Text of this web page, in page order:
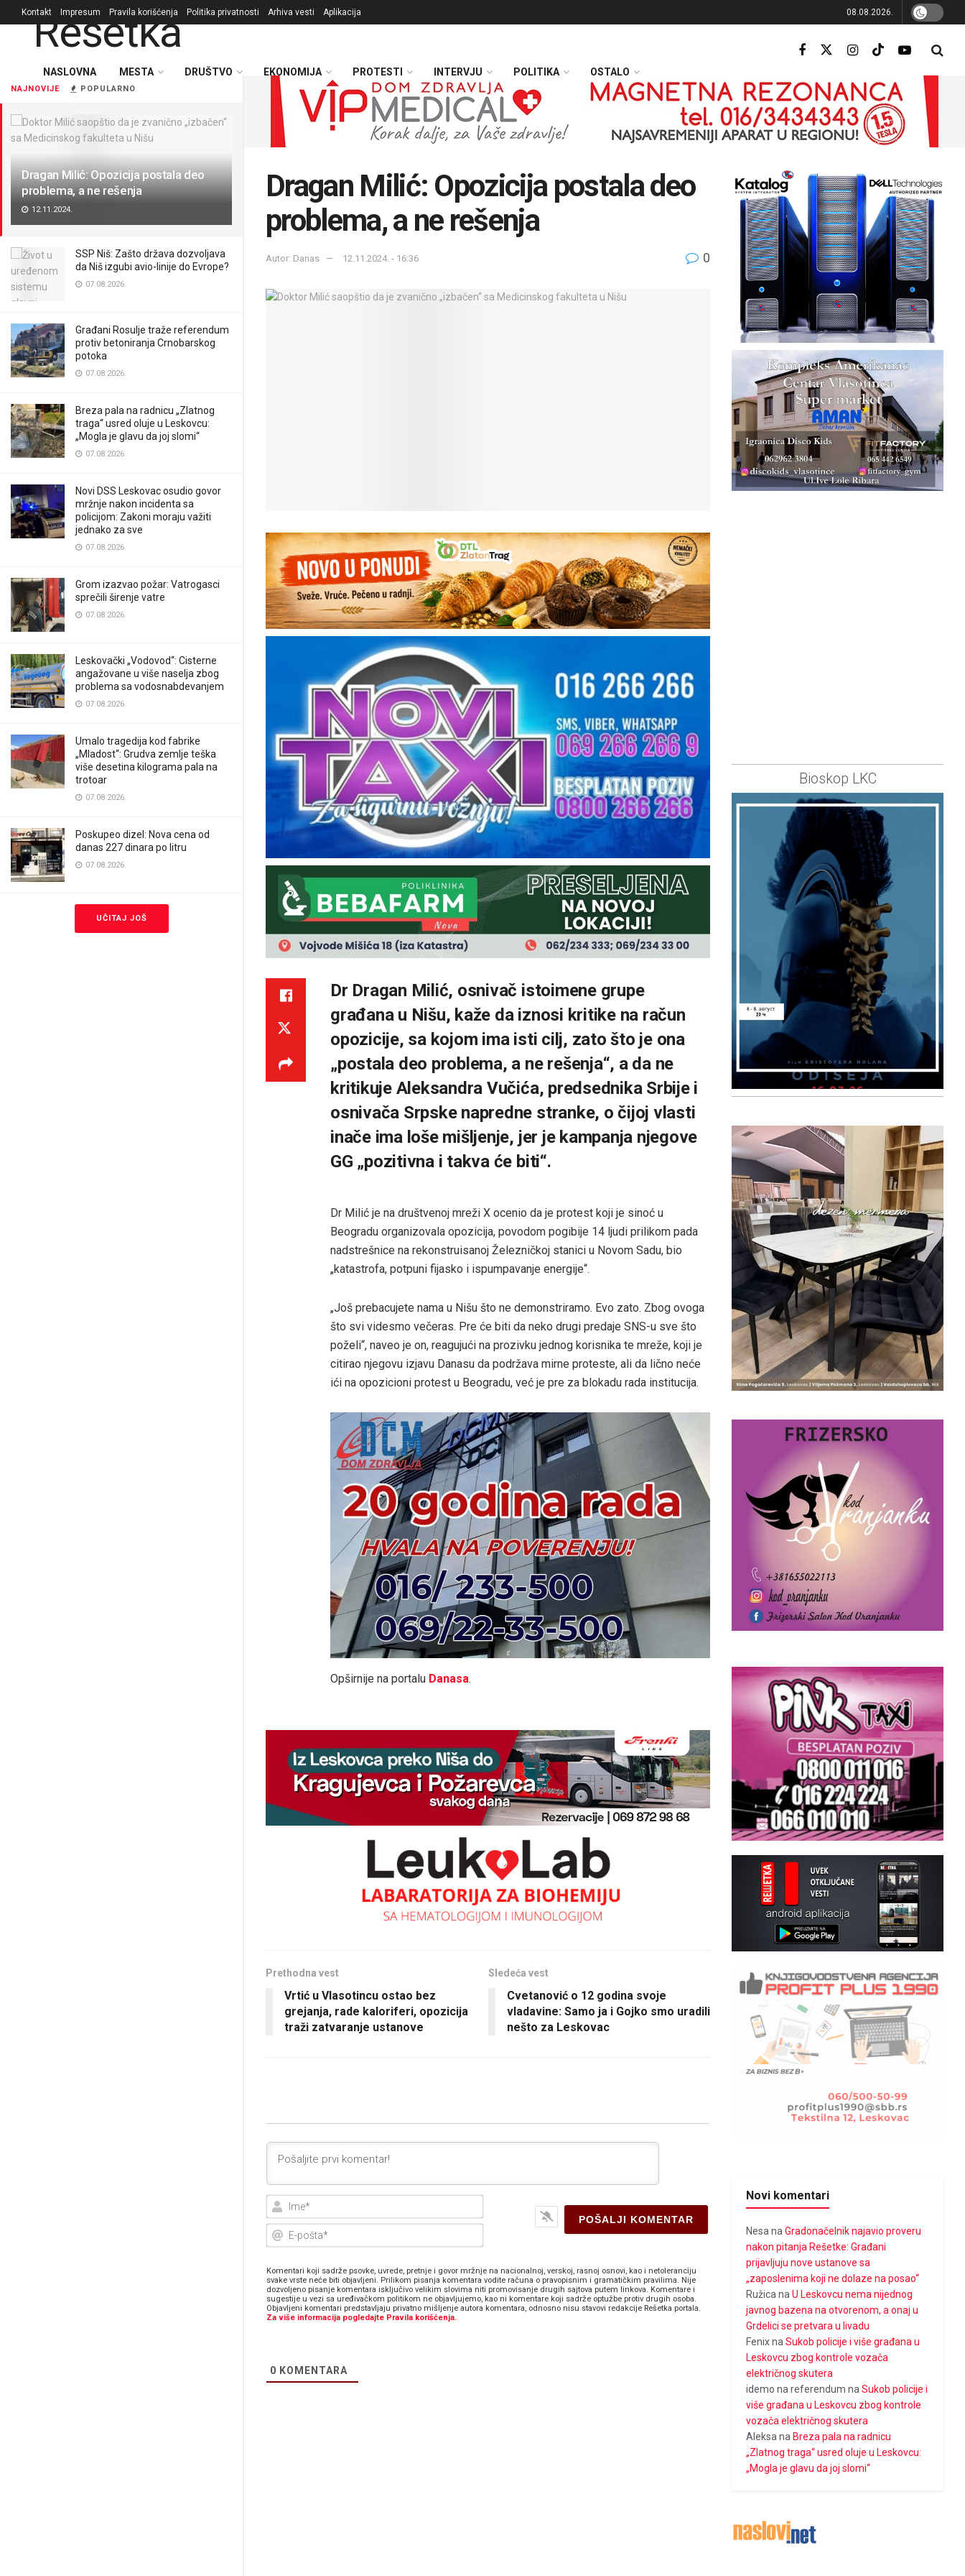
NAJNOVIJE POPULARNO
Dragan Milić: Opozicija postala deo
problema, a ne rešenja
12.11.2024.
SSP Niš: Zašto država dozvoljava
da Niš izgubi avio-linije do Evrope?
07.08.2026.
Građani Rosulje traže referendum
protiv betoniranja Crnobarskog
potoka
07.08.2026.
Breza pala na radnicu „Zlatnog
traga“ usred oluje u Leskovcu:
„Mogla je glavu da joj slomi“
07.08.2026.
Novi DSS Leskovac osudio govor
mržnje nakon incidenta sa
policijom: Zakoni moraju važiti
jednako za sve
07.08.2026.
Grom izazvao požar: Vatrogasci
sprečili širenje vatre
07.08.2026.
Leskovački „Vodovod“: Cisterne
angažovane u više naselja zbog
problema sa vodosnabdevanjem
07.08.2026.
Umalo tragedija kod fabrike
„Mladost“: Grudva zemlje teška
više desetina kilograma pala na
trotoar
07.08.2026.
Poskupeo dizel: Nova cena od
danas 227 dinara po litru
07.08.2026.
UČITAJ JOŠ
Kontakt Impresum Pravila korišćenja Politika privatnosti Arhiva vesti Aplikacija 08.08.2026.
NASLOVNA MESTA DRUŠTVO EKONOMIJA PROTESTI INTERVJU POLITIKA OSTALO
Dragan Milić: Opozicija postala deo
problema, a ne rešenja
Autor: Danas 12.11.2024. - 16:36 0
Dr Dragan Milić, osnivač istoimene grupe
građana u Nišu, kaže da iznosi kritike na račun
opozicije, sa kojom ima isti cilj, zato što je ona
„postala deo problema, a ne rešenja“, a da ne
kritikuje Aleksandra Vučića, predsednika Srbije i
osnivača Srpske napredne stranke, o čijoj vlasti
inače ima loše mišljenje, jer je kampanja njegove
GG „pozitivna i takva će biti“.
Dr Milić je na društvenoj mreži X ocenio da je protest koji je sinoć u
Beogradu organizovala opozicija, povodom pogibije 14 ljudi prilikom pada
nadstrešnice na rekonstruisanoj Železničkoj stanici u Novom Sadu, bio
„katastrofa, potpuni fijasko i ispumpavanje energije“.
„Još prebacujete nama u Nišu što ne demonstriramo. Evo zato. Zbog ovoga
što svi videsmo večeras. Pre će biti da neko drugi predaje SNS-u sve što
poželi“, naveo je on, reagujući na prozivku jednog korisnika te mreže, koji je
citirao njegovu izjavu Danasu da podržava mirne proteste, ali da lično neće
ići na opozicioni protest u Beogradu, već je pre za blokadu rada institucija.
Opširnije na portalu Danasa.
Prethodna vest
Vrtić u Vlasotincu ostao bez
grejanja, rade kaloriferi, opozicija
traži zatvaranje ustanove
Sledeća vest
Cvetanović o 12 godina svoje
vladavine: Samo ja i Gojko smo uradili
nešto za Leskovac
Ime*
E-
Komentari koji sadrže psovke, uvrede, pretnje i govor mržnje na nacionalnoj, verskoj, rasnoj osnovi, kao i netoleranciju
svake vrste neće biti objavljeni. Prilikom pisanja komentara vodite računa o pravopisnim i gramatičkim pravilima. Nije
dozvoljeno pisanje komentara isključivo velikim slovima niti promovisanje drugih sajtova putem linkova. Komentare i
sugestije u vezi sa uređivačkom politikom ne objavljujemo, kao ni komentare koji sadrže optužbe protiv drugih osoba.
Objavljeni komentari predstavljaju privatno mišljenje autora komentara, odnosno nisu stavovi redakcije Rešetka portala.
Za više informacija pogledajte Pravila korišćenja.
0 KOMENTARA
Bioskop LKC
Novi komentari
Nesa naGradonačelnik najavio proveru
nakon pitanja Rešetke: Građani
prijavljuju nove ustanove sa
„zaposlenima koji ne dolaze na posao“
Ružica naU Leskovcu nema nijednog
javnog bazena na otvorenom, a onaj u
Grdelici se pretvara u livadu
FenixnaSukob policije i više građana u
Leskovcu zbog kontrole vozača
električnog skutera
idemo na referendum naSukob policije i
više građana u Leskovcu zbog kontrole
vozača električnog skutera
Aleksa na Breza pala na radnicu
„Zlatnog traga“ usred oluje u Leskovcu:
„Mogla je glavu da joj slomi“